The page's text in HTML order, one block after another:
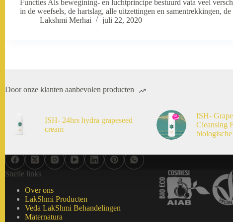
Functies Als bewegining- en luchtprincipe bestuurd vata veel
in de weefsels, de hartslag, alle uitzettingen en samentrekkingen,
Lakshmi Merhai
juli 22, 2020
Door onze klanten aanbevolen producten
ISH- 24hrs hydra grapeseed
cream
ISH-
Cleansing
Snelle links
Over ons
LakShmi Producten
Veda LakShmi Behandelingen
Maternatura